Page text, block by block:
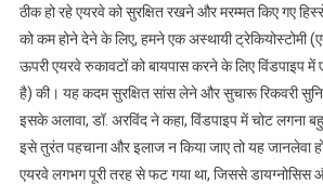
ठीक हो रहे एयरवे को सुरक्षित रखने और मरम्मत किए गए
को कम होने देने के लिए, हमने एक अस्थायी ट्रेकियोस्टोमी
ऊपरी एयरवे रुकावटों को बायपास करने के लिए विंडपाइप में
है) की। यह कदम सुरक्षित सांस लेने और सुचारू रिकवरी
इसके अलावा, डॉ. अरविंद ने कहा, विंडपाइप में चोट लगना
इसे तुरंत पहचाना और इलाज न किया जाए तो यह जानलेवा
एयरवे लगभग पूरी तरह से फट गया था, जिससे डायग्नोसिस